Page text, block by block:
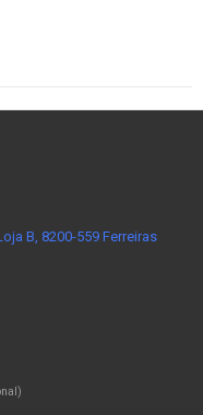
B, 8200-559 Ferreiras